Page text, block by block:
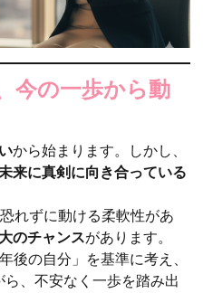
今の一歩から動
から始まります。しかし、
来に真剣に向き合っている
れずに動ける柔軟性があ
のチャンスがあります。
後の自分」を基準に考え、
、不安なく一歩を踏み出